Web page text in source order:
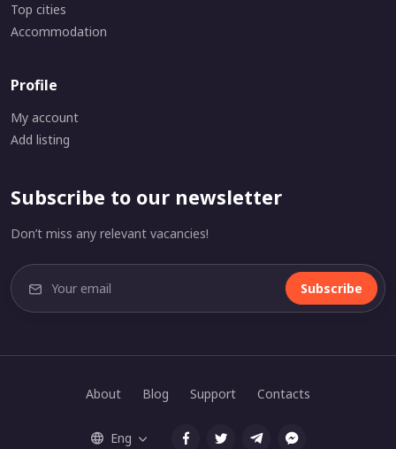
Top cities
Accommodation
Profile
My account
Add listing
Subscribe to our newsletter
Don’t miss any relevant vacancies!
Subscribe
About Blog Support Contacts
Eng